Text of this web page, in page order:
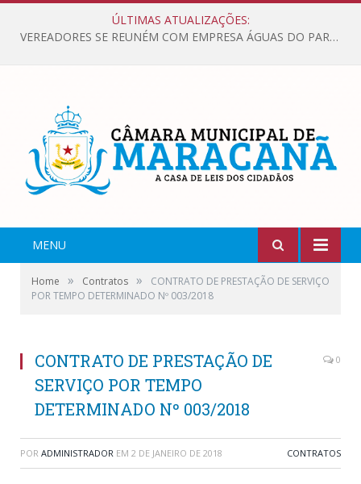
ÚLTIMAS ATUALIZAÇÕES:
VEREADORES SE REUNÉM COM EMPRESA ÁGUAS DO PARÁ, PARA APRESENTAR REIVINDICAÇÕES E MELHORIAS NA QUALIDADE DOS SERVIÇOS OFERECIDOS Á POPULAÇÃO.
MENU
Home » Contratos »
CONTRATO DE PRESTAÇÃO DE SERVIÇO
POR TEMPO DETERMINADO Nº 003/2018
CONTRATO DE PRESTAÇÃO DE
SERVIÇO POR TEMPO
DETERMINADO Nº 003/2018
0
POR ADMINISTRADOR EM 2 DE JANEIRO DE 2018 CONTRATOS